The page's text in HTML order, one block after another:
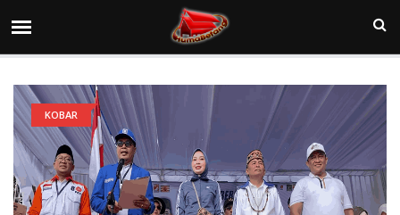
KOBAR